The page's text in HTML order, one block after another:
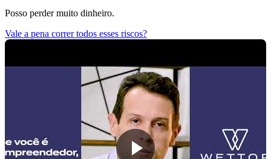
Posso perder muito dinheiro.
Vale a pena correr todos esses riscos?